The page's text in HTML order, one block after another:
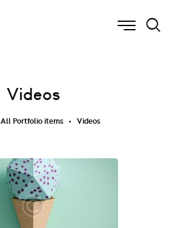
Videos
All Portfolio items Videos